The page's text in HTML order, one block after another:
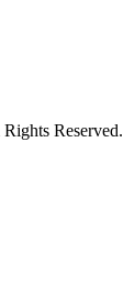
Reserved.